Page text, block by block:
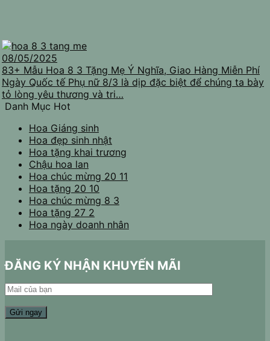
08/05/2025
83+ Mẫu Hoa 8 3 Tặng Mẹ Ý Nghĩa, Giao Hàng Miễn Phí
Ngày Quốc tế Phụ nữ 8/3 là dịp đặc biệt để chúng ta bày
tỏ lòng yêu thương và tri…
Danh Mục Hot
Hoa Giáng sinh
Hoa đẹp sinh nhật
Hoa tặng khai trương
Chậu hoa lan
Hoa chúc mừng 20 11
Hoa tặng 20 10
Hoa chúc mừng 8 3
Hoa tặng 27 2
Hoa ngày doanh nhân
ĐĂNG KÝ NHẬN KHUYẾN MÃI